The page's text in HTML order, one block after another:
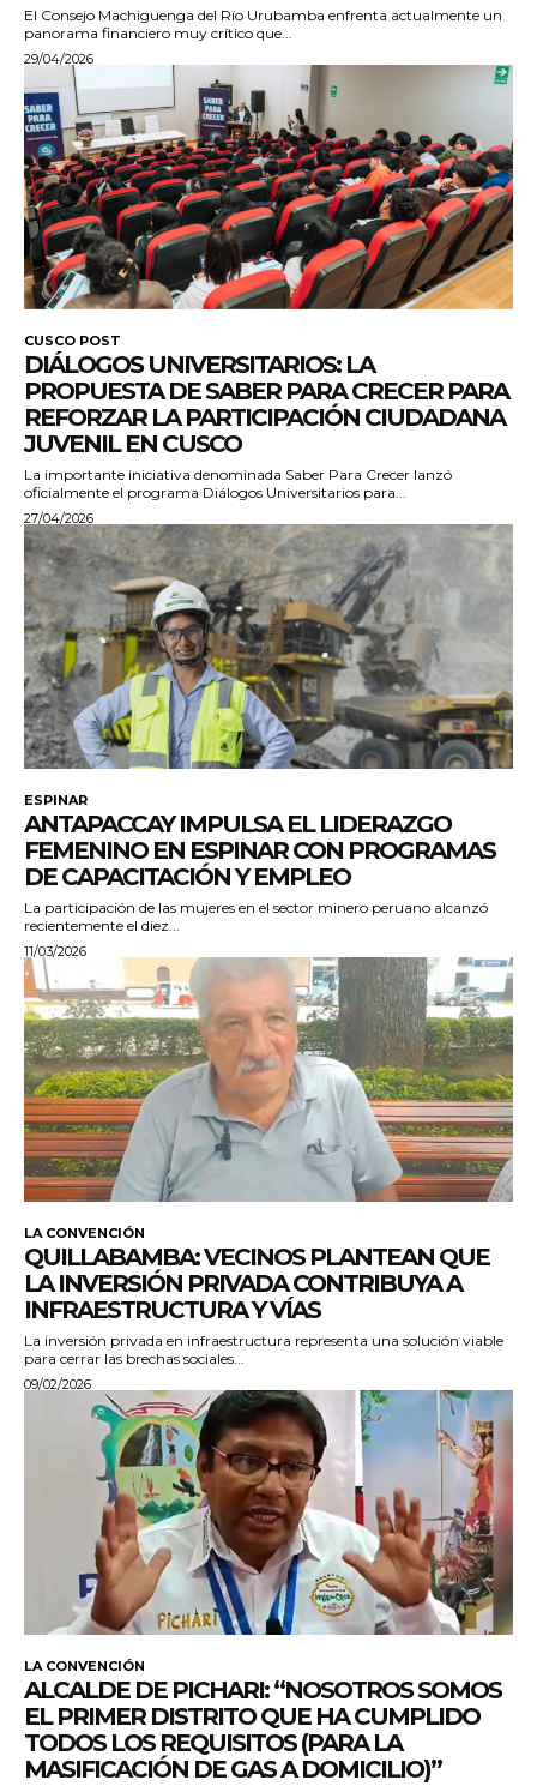
El Consejo Machiguenga del Río Urubamba enfrenta actualmente un
panorama financiero muy crítico que...
29/04/2026
CUSCO POST
DIÁLOGOS UNIVERSITARIOS: LA
PROPUESTA DE SABER PARA CRECER PARA
REFORZAR LA PARTICIPACIÓN CIUDADANA
JUVENIL EN CUSCO
La importante iniciativa denominada Saber Para Crecer lanzó
oficialmente el programa Diálogos Universitarios para...
27/04/2026
ESPINAR
ANTAPACCAY IMPULSA EL LIDERAZGO
FEMENINO EN ESPINAR CON PROGRAMAS
DE CAPACITACIÓN Y EMPLEO
La participación de las mujeres en el sector minero peruano alcanzó
recientemente el diez...
11/03/2026
LA CONVENCIÓN
QUILLABAMBA: VECINOS PLANTEAN QUE
LA INVERSIÓN PRIVADA CONTRIBUYA A
INFRAESTRUCTURA Y VÍAS
La inversión privada en infraestructura representa una solución viable
para cerrar las brechas sociales...
09/02/2026
LA CONVENCIÓN
ALCALDE DE PICHARI: “NOSOTROS SOMOS
EL PRIMER DISTRITO QUE HA CUMPLIDO
TODOS LOS REQUISITOS (PARA LA
MASIFICACIÓN DE GAS A DOMICILIO)”